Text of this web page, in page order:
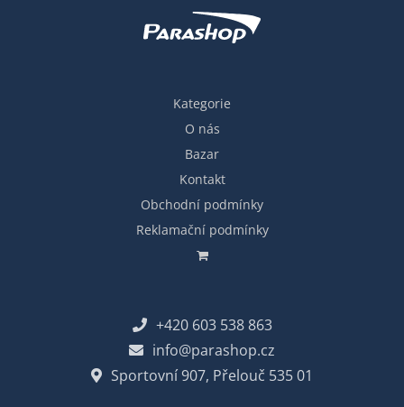
Kategorie
O nás
Bazar
Kontakt
Obchodní podmínky
Reklamační podmínky
+420 603 538 863
info@parashop.cz
Sportovní 907, Přelouč 535 01